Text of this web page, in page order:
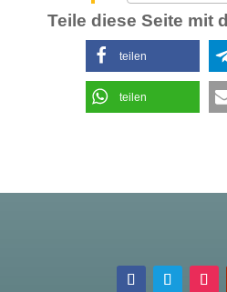
Teile diese Seite mit
teilen
teilen